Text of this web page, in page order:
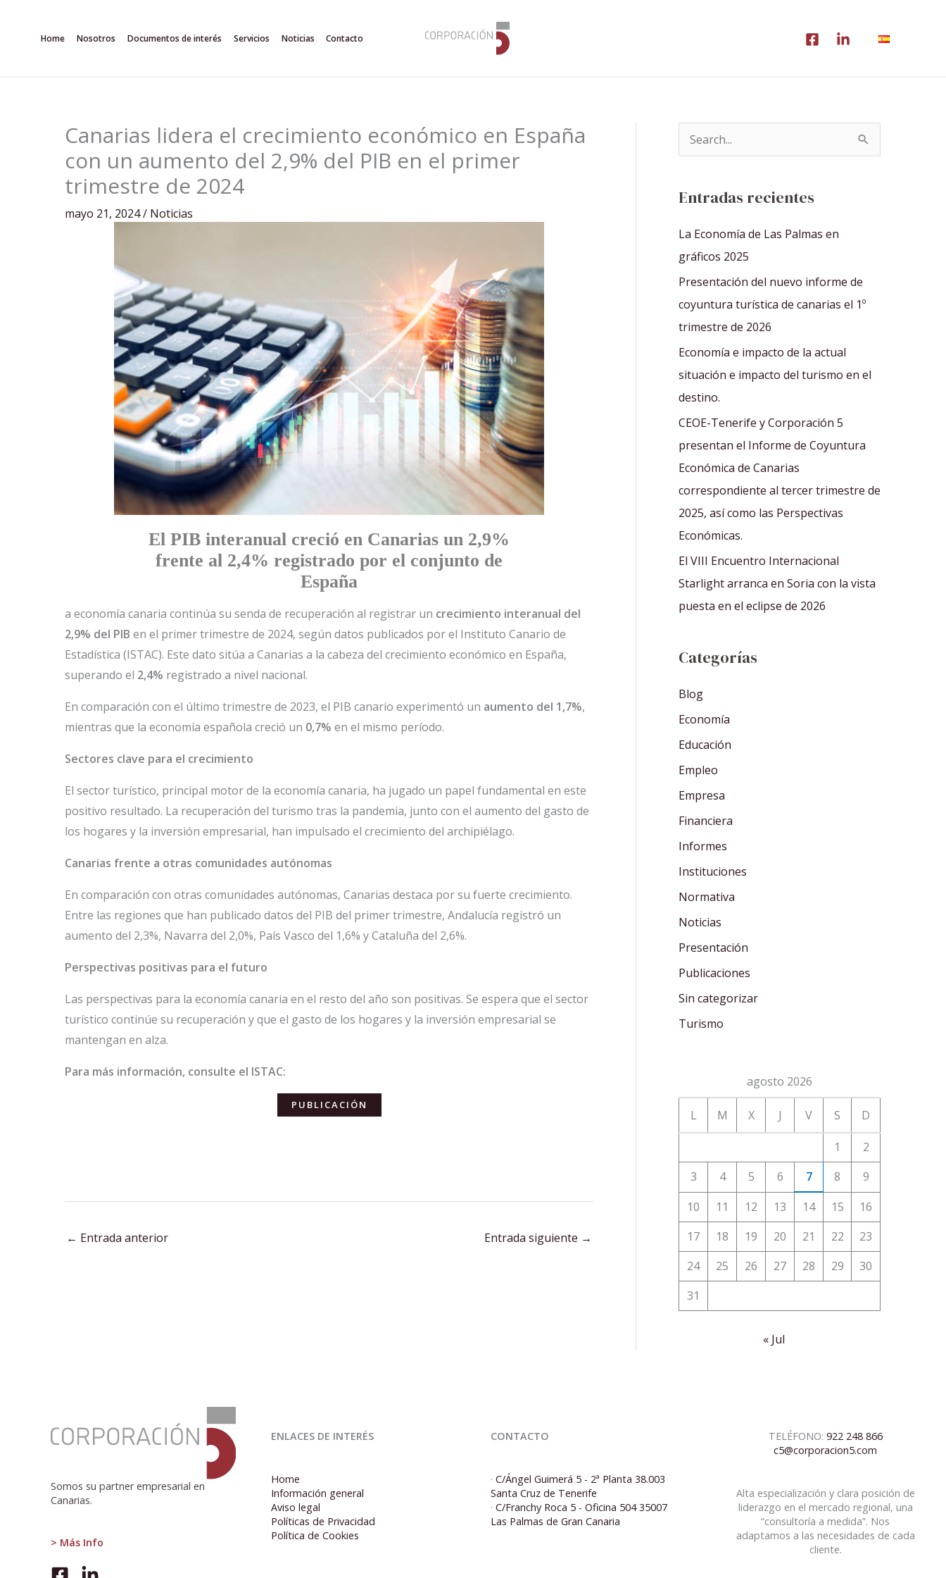
Home Nosotros Documentos de interés Servicios Noticias Contacto
Canarias lidera el crecimiento económico en España
con un aumento del 2,9% del PIB en el primer
trimestre de 2024
mayo 21, 2024/ Noticias
El PIB interanual creció en Canarias un 2,9%
frente al 2,4% registrado por el conjunto de
España
a economía canaria continúa su senda de recuperación al registrar un crecimiento interanual del
2,9% del PIB en el primer trimestre de 2024, según datos publicados por el Instituto Canario de
Estadística (ISTAC). Este dato sitúa a Canarias a la cabeza del crecimiento económico en España,
superando el 2,4% registrado a nivel nacional.
En comparación con el último trimestre de 2023, el PIB canario experimentó un aumento del 1,7%,
mientras que la economía española creció un 0,7% en el mismo período.
Sectores clave para el crecimiento
El sector turístico, principal motor de la economía canaria, ha jugado un papel fundamental en este
positivo resultado. La recuperación del turismo tras la pandemia, junto con el aumento del gasto de
los hogares y la inversión empresarial, han impulsado el crecimiento del archipiélago.
Canarias frente a otras comunidades autónomas
En comparación con otras comunidades autónomas, Canarias destaca por su fuerte crecimiento.
Entre las regiones que han publicado datos del PIB del primer trimestre, Andalucía registró un
aumento del 2,3%, Navarra del 2,0%, País Vasco del 1,6% y Cataluña del 2,6%.
Perspectivas positivas para el futuro
Las perspectivas para la economía canaria en el resto del año son positivas. Se espera que el sector
turístico continúe su recuperación y que el gasto de los hogares y la inversión empresarial se
mantengan en alza.
Para más información, consulte el ISTAC:
PUBLICACIÓN
← Entrada anterior Entrada siguiente →
a
r
p
o
r
:
Entradas recientes
La Economía de Las Palmas en
gráficos 2025
Presentación del nuevo informe de
coyuntura turística de canarias el 1º
trimestre de 2026
Economía e impacto de la actual
situación e impacto del turismo en el
destino.
CEOE-Tenerife y Corporación 5
presentan el Informe de Coyuntura
Económica de Canarias
correspondiente al tercer trimestre de
2025, así como las Perspectivas
Económicas.
El VIII Encuentro Internacional
Starlight arranca en Soria con la vista
puesta en el eclipse de 2026
Categorías
Blog
Economía
Educación
Empleo
Empresa
Financiera
Informes
Instituciones
Normativa
Noticias
Presentación
Publicaciones
Sin categorizar
Turismo
agosto 2026
L M X J V S D
1
2
3
4 5 6 7 8
9
10
11 12 13 14 15
16
17
18 19 20 21 22
23
24
25 26 27 28 29
30
31
« Jul
Somos su partner empresarial en
Canarias.
> Más Info
Canarias
lidera
económico
ENLACES DE INTERÉS
Home
Información general
Aviso legal
Políticas de Privacidad
Política de Cookies
CONTACTO
· C/Ángel Guimerá 5 - 2ª Planta 38.003
Santa Cruz de Tenerife
· C/Franchy Roca 5 - Oficina 504 35007
Las Palmas de Gran Canaria
TELÉFONO: 922 248 866
c5@corporacion5.com
Alta especialización y clara posición de
liderazgo en el mercado regional, una
“consultoría a medida”. Nos
adaptamos a las necesidades de cada
cliente.